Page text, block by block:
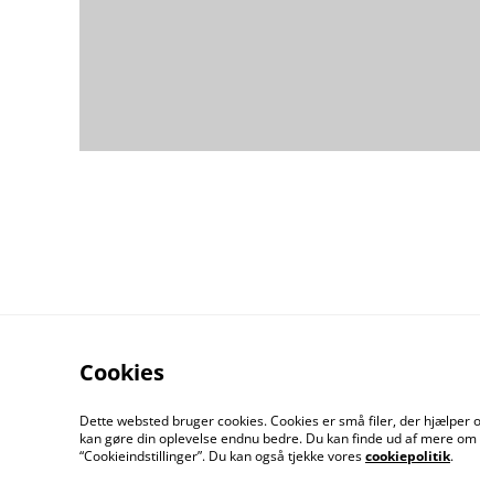
Kontakt os
Cookies
Dette websted bruger cookies. Cookies er små filer, der hjælper
kan gøre din oplevelse endnu bedre. Du kan finde ud af mere
“Cookieindstillinger”. Du kan også tjekke vorescookiepolitik.